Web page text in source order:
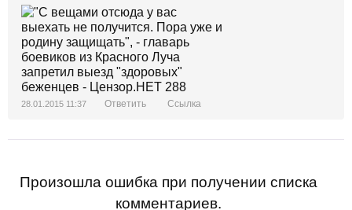
28.01.2015 11:37 Ответить Ссылка
Произошла ошибка при получении списка
комментариев.